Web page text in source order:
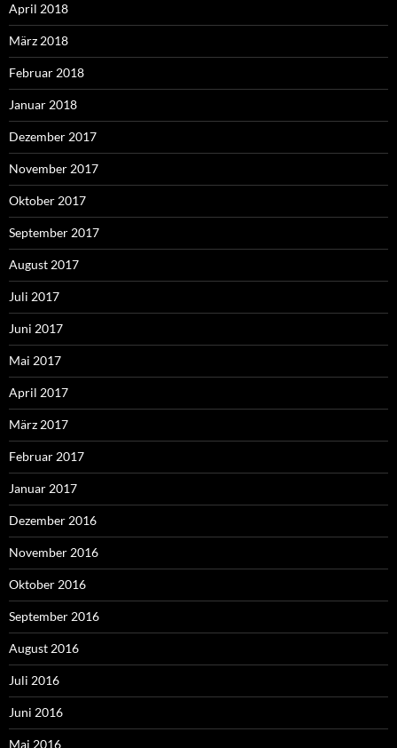
April 2018
März 2018
Februar 2018
Januar 2018
Dezember 2017
November 2017
Oktober 2017
September 2017
August 2017
Juli 2017
Juni 2017
Mai 2017
April 2017
März 2017
Februar 2017
Januar 2017
Dezember 2016
November 2016
Oktober 2016
September 2016
August 2016
Juli 2016
Juni 2016
Mai 2016